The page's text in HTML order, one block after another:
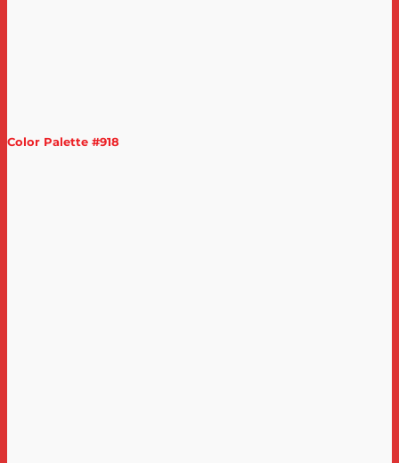
Color Palette #918